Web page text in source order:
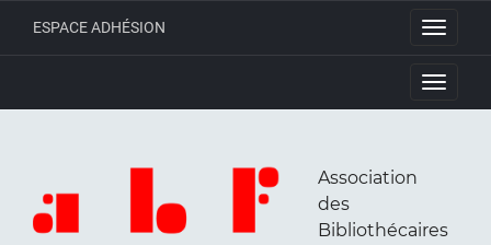
Toggle
ESPACE ADHÉSION
Toggle
Association
des
Bibliothécaires